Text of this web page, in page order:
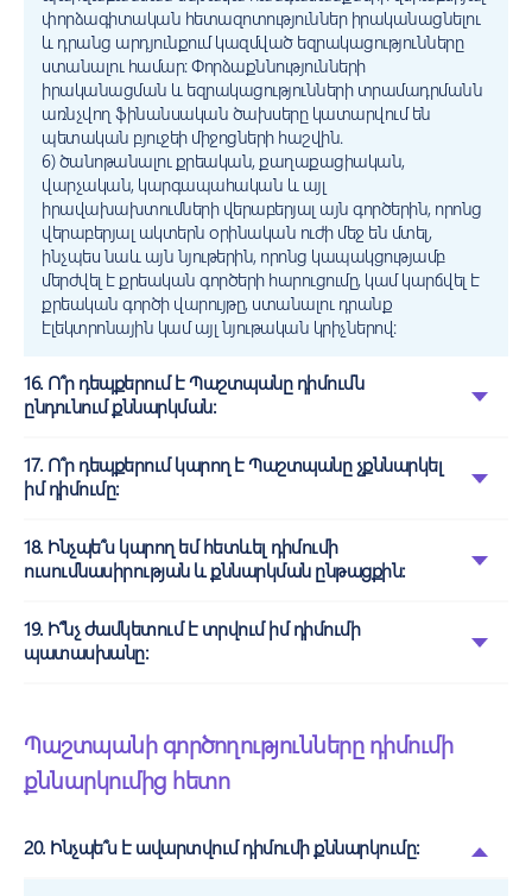
փորձագիտական հետազոտություններ իրականացնելու
և դրանց արդյունքում կազմված եզրակացությունները
ստանալու համար: Փորձաքննությունների
իրականացման և եզրակացությունների տրամադրմանն
առնչվող ֆինանսական ծախսերը կատարվում են
պետական բյուջեի միջոցների հաշվին.
6) ծանոթանալու քրեական, քաղաքացիական,
վարչական, կարգապահական և այլ
իրավախախտումների վերաբերյալ այն գործերին, որոնց
վերաբերյալ ակտերն օրինական ուժի մեջ են մտել,
ինչպես նաև այն նյութերին, որոնց կապակցությամբ
մերժվել է քրեական գործերի հարուցումը, կամ կարճվել է
քրեական գործի վարույթը, ստանալու դրանք
էլեկտրոնային կամ այլ նյութական կրիչներով:
16. Ո՞ր դեպքերում է Պաշտպանը դիմումն
ընդունում քննարկման:
17. Ո՞ր դեպքերում կարող է Պաշտպանը չքննարկել
իմ դիմումը:
18. Ինչպե՞ս կարող եմ հետևել դիմումի
ուսումնասիրության և քննարկման ընթացքին:
19. Ի՞նչ ժամկետում է տրվում իմ դիմումի
պատասխանը:
Պաշտպանի գործողությունները դիմումի
քննարկումից հետո
20. Ինչպե՞ս է ավարտվում դիմումի քննարկումը: